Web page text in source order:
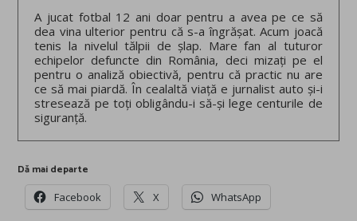
A jucat fotbal 12 ani doar pentru a avea pe ce să
dea vina ulterior pentru că s-a îngrășat. Acum joacă
tenis la nivelul tălpii de șlap. Mare fan al tuturor
echipelor defuncte din România, deci mizați pe el
pentru o analiză obiectivă, pentru că practic nu are
ce să mai piardă. În cealaltă viață e jurnalist auto și-i
stresează pe toți obligându-i să-și lege centurile de
siguranță.
Dă mai departe
Facebook X WhatsApp